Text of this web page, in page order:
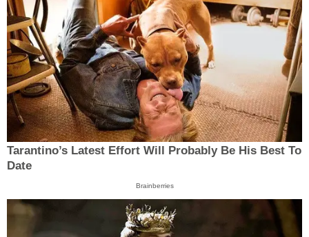
Tarantino’s Latest Effort Will Probably Be His Best To
Date
Brainberries